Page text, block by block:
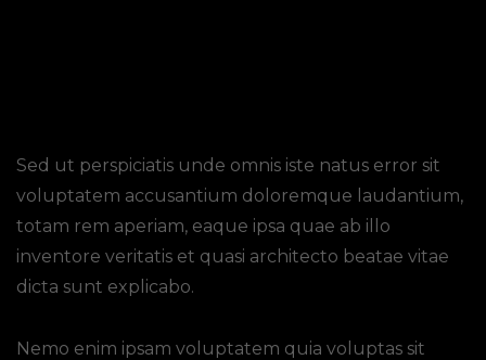
Sed ut perspiciatis unde omnis iste natus error sit
voluptatem accusantium doloremque laudantium,
totam rem aperiam, eaque ipsa quae ab illo
inventore veritatis et quasi architecto beatae vitae
dicta sunt explicabo.
Nemo enim ipsam voluptatem quia voluptas sit